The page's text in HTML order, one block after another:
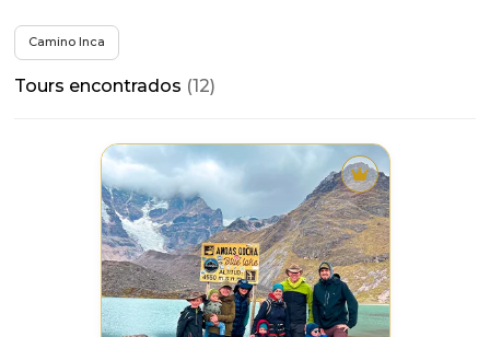
los
filtros
Destinos ›
Duración ›
›
Camino Inca
Tours encontrados (12)
Tour
destacado